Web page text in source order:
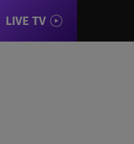
LIVE TV